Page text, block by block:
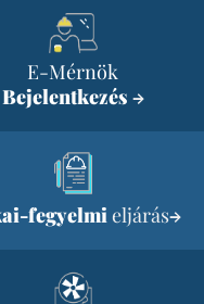
E-Mérnök
Bejelentkezés →
fegyelmi eljárás→